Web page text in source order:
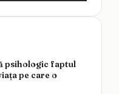
psihologic faptul
pe care o